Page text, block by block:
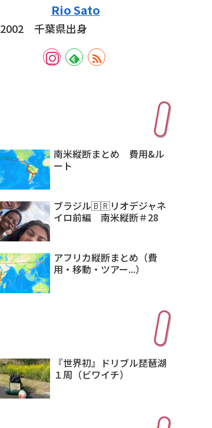
Rio Sato
2002 千葉県出身
南米縦断まとめ 費用&ル
ート
ブラジル🇧🇷リオデジャネ
イロ前編 南米縦断＃28
アフリカ縦断まとめ（費
用・移動・ツアー...）
『世界初』ドリブル琵琶湖
１周（ビワイチ）